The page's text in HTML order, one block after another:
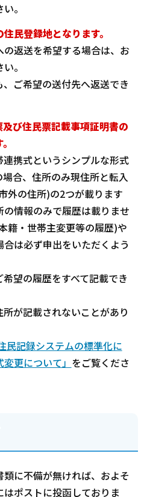
。
民登録地となります。
返送を希望する場合は、お
。
ご希望の送付先へ返送でき
び住民票記載事項証明書の
携式というシンプルな形式
合、住所のみ現住所と転入
外の住所)の2つが載ります
情報のみで履歴は載りませ
籍・世帯主変更等の履歴)や
は必ず申出をいただくよう
望の履歴をすべて記載でき
が記載されないことがあり
住民記録システムの標準化に
更について」 をご覧くださ
に不備が無ければ、およそ
ポストに投函しておりま